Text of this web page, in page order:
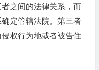
之间的法律关系，而
定管辖法院。第三者
权行为地或者被告住